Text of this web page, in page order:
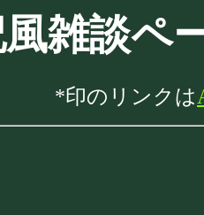
風雑談ペ
*印のリンクは